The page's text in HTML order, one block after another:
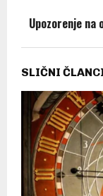
Upozorenje na
SLIČNI